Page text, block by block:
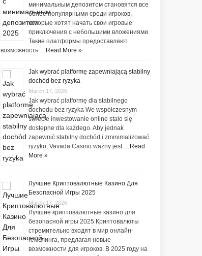
минимальным депозитом становятся все
более популярными среди игроков,
которые хотят начать свои игровые
приключения с небольшими вложениями.
Такие платформы предоставляют
возможность … Read More »
Jak wybrać platformę zapewniającą stabilny
dochód bez ryzyka
March 17, 2026
Jak wybrać platformę dla stabilnego
dochodu bez ryzyka We współczesnym
świecie inwestowanie online stało się
dostępne dla każdego. Aby jednak
zapewnić stabilny dochód i zminimalizować
ryzyko, Vavada Casino ważny jest … Read
More »
Лучшие Криптовалютные Казино Для
Безопасной Игры 2025
March 17, 2026
Лучшие криптовалютные казино для
безопасной игры 2025 Криптовалюты
стремительно входят в мир онлайн-
гемблинга, предлагая новые
возможности для игроков. В 2025 году на